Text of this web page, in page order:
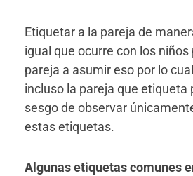
Etiquetar a la pareja de
igual que ocurre con los niños
pareja a asumir eso por lo
incluso la pareja que etiqueta
sesgo de observar
estas etiquetas.
Algunas etiquetas comunes